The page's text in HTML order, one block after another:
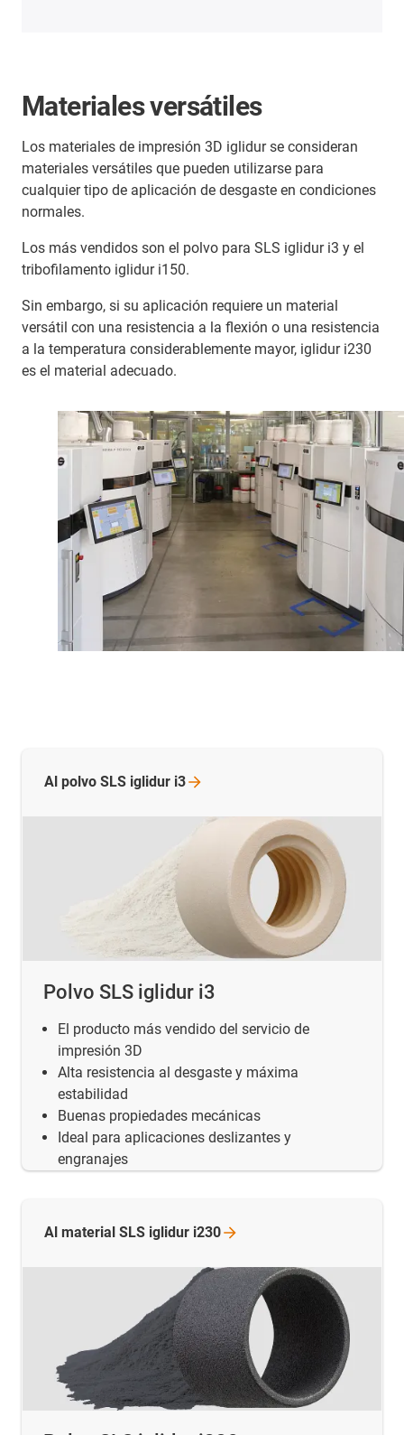
Materiales versátiles
Los materiales de impresión 3D iglidur se consideran
materiales versátiles que pueden utilizarse para
cualquier tipo de aplicación de desgaste en condiciones
normales.
Los más vendidos son el polvo para SLS iglidur i3 y el
tribofilamento iglidur i150.
Sin embargo, si su aplicación requiere un material
versátil con una resistencia a la flexión o una resistencia
a la temperatura considerablemente mayor, iglidur i230
es el material adecuado.
Polvo SLS iglidur i3
El producto más vendido del servicio de
impresión 3D
Alta resistencia al desgaste y máxima
estabilidad
Buenas propiedades mecánicas
Ideal para aplicaciones deslizantes y
engranajes
Al polvo SLS iglidur i3
Al material SLS iglidur i230